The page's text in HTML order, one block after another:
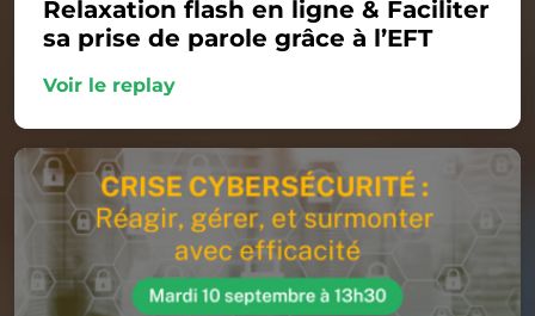
Relaxation flash en ligne & Faciliter
sa prise de parole grâce à l’EFT
Voir le replay